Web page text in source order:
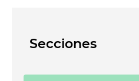
Secciones